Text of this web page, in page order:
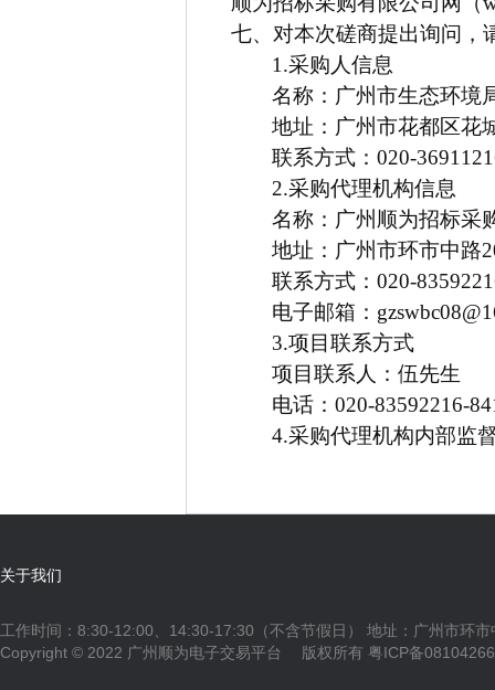
七、对本次磋商提出询问，
1.采购人信息
名称：广州市生态环境
地址：广州市花都区花
联系方式：020-
2.采购代理机构信息
名称：广州顺为招标采
地址：广州市环市中路
联系方式： 020-
电子邮箱：
3.项目联系方式
项目联系人： 伍先生
电话： 020-83592216-
4.采购代理机构内部监
关于我们
工作时间：8:30-12:00、14:30-17:30（不含节假日） 地址：广州市环
Copyright © 2022 广州顺为电子交易平台 版权所有 粤ICP备